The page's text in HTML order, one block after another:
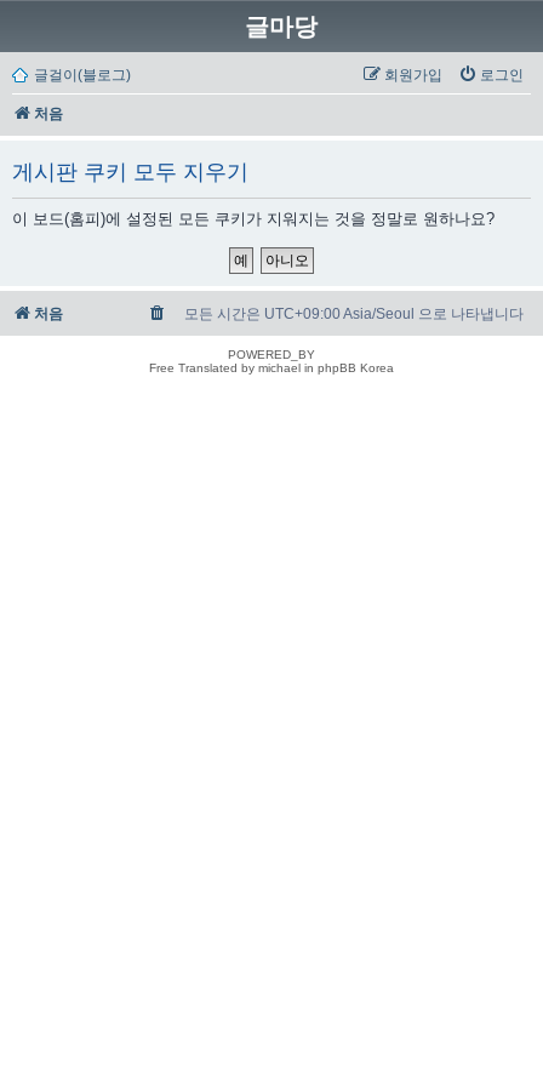
글마당
글걸이(블로그) 로그인
회원가입
처음
게시판 쿠키 모두 지우기
이 보드(홈피)에 설정된 모든 쿠키가 지워지는 것을 정말로 원하나요?
처음 모든 시간은 UTC+09:00 Asia/Seoul 으로 나타냅니다
POWERED_BY
Free Translated by michael in phpBB Korea